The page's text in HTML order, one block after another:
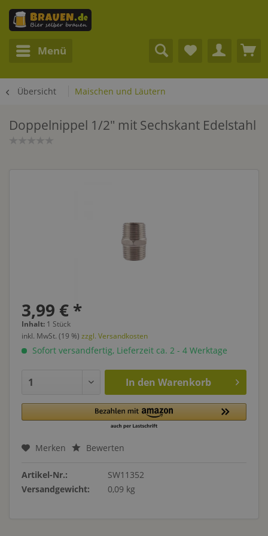
Menü
Übersicht Maischen und Läutern
Doppelnippel 1/2" mit Sechskant Edelstahl
3,99 € *
Inhalt: 1 Stück
inkl. MwSt. (19 %) zzgl. Versandkosten
Sofort versandfertig, Lieferzeit ca. 2 - 4 Werktage
In den Warenkorb
Merken Bewerten
Artikel-Nr.:
SW11352
Versandgewicht:
0,09 kg